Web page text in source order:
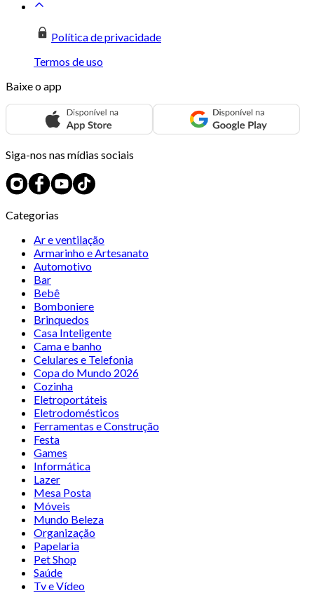
Política de privacidade
Termos de uso
Baixe o app
Siga-nos nas mídias sociais
Categorias
Ar e ventilação
Armarinho e Artesanato
Automotivo
Bar
Bebê
Bomboniere
Brinquedos
Casa Inteligente
Cama e banho
Celulares e Telefonia
Copa do Mundo 2026
Cozinha
Eletroportáteis
Eletrodomésticos
Ferramentas e Construção
Festa
Games
Informática
Lazer
Mesa Posta
Móveis
Mundo Beleza
Organização
Papelaria
Pet Shop
Saúde
Tv e Vídeo